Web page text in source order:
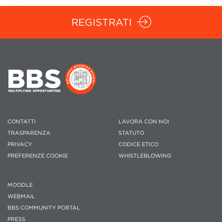
REGISTRATI
CONTATTI
TRASPARENZA
PRIVACY
PREFERENZE COOKIE
LAVORA CON NOI
STATUTO
CODICE ETICO
WHISTLEBLOWING
MOODLE
WEBMAIL
BBS COMMUNITY PORTAL
PRESS